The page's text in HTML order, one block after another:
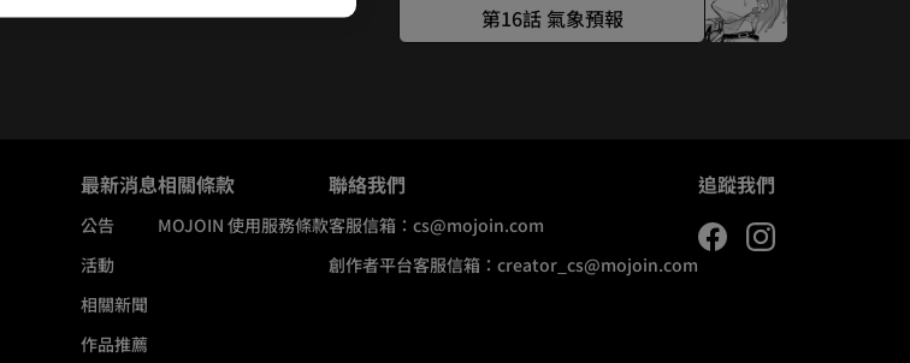
第16話 氣象預報
最新消息
公告
活動
相關新聞
作品推薦
相關條款
MOJOIN 使用服務條款
聯絡我們
客服信箱： cs@mojoin.com
創作者平台客服信箱： creator_cs@mojoin.com
追蹤我們